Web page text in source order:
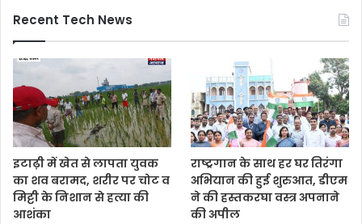
Recent Tech News
इटाढ़ी में खेत से लापता युवक
का शव बरामद, शरीर पर चोट व
मिट्टी के निशान से हत्या की
आशंका
राष्ट्रगान के साथ हर घर तिरंगा
अभियान की हुई शुरुआत, डीएम
ने की हस्तकरघा वस्त्र अपनाने
की अपील